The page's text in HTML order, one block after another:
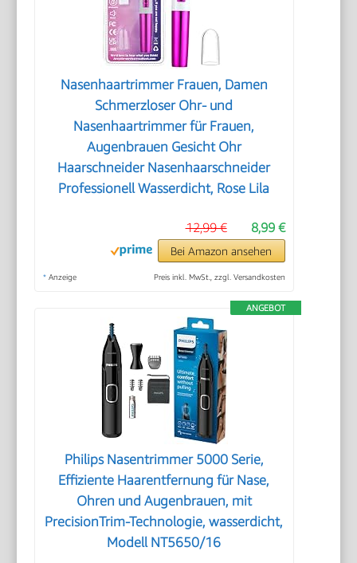
Nasenhaartrimmer Frauen, Damen
Schmerzloser Ohr- und
Nasenhaartrimmer für Frauen,
Augenbrauen Gesicht Ohr
Haarschneider Nasenhaarschneider
Professionell Wasserdicht, Rose Lila
8,99 €
12,99 €
Bei Amazon ansehen
* Anzeige Preis inkl. MwSt., zzgl. Versandkosten
ANGEBOT
Philips Nasentrimmer 5000 Serie,
Effiziente Haarentfernung für Nase,
Ohren und Augenbrauen, mit
PrecisionTrim-Technologie, wasserdicht,
Modell NT5650/16